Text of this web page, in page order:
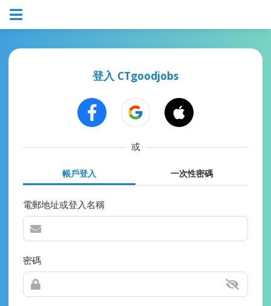
登入 CTgoodjobs
或
帳戶登入 一次性密碼
電郵地址或登入名稱
密碼